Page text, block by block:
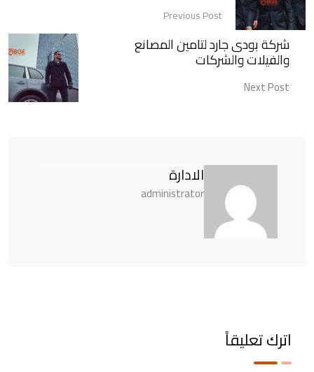
Previous Post
شركة بودى جارد لتامين المصانع
والفيلات والشركات
Next Post
الادارة
administrator
اترك تعليقاً